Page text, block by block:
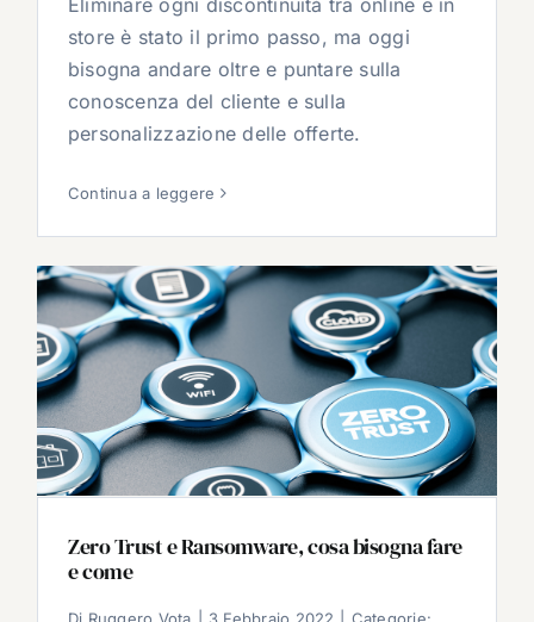
Eliminare ogni discontinuità tra online e in
store è stato il primo passo, ma oggi
bisogna andare oltre e puntare sulla
conoscenza del cliente e sulla
personalizzazione delle offerte.
Continua a leggere
Zero Trust e Ransomware, cosa bisogna fare
e come